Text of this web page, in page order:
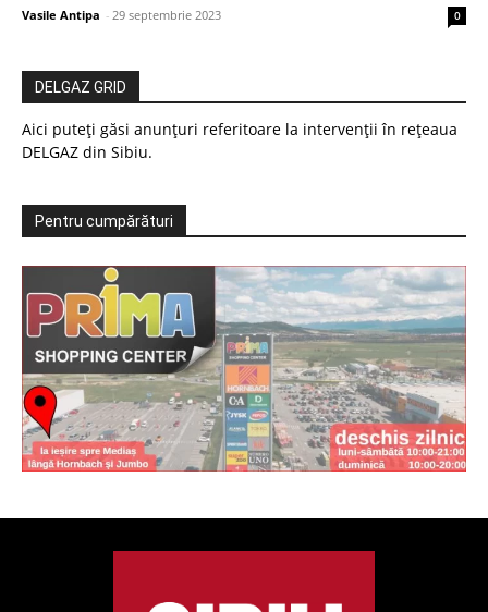
Vasile Antipa - 29 septembrie 2023 0
DELGAZ GRID
Aici puteți găsi anunțuri referitoare la intervenții în rețeaua
DELGAZ din Sibiu.
Pentru cumpărături